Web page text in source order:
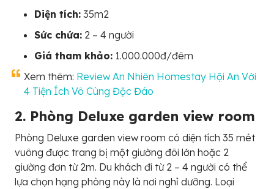
Diện tích: 35m2
Sức chứa: 2 – 4 người
Giá tham khảo: 1.000.000đ/đêm
Xem thêm: Review An Nhiên Homestay Hội An Với
4 Tiện Ích Vô Cùng Độc Đáo
2. Phòng Deluxe garden view room
Phòng Deluxe garden view room có diện tích 35 mét
vuông được trang bị một giường đôi lớn hoặc 2
giường đơn từ 2m. Du khách đi từ 2 – 4 người có thể
lựa chọn hạng phòng này là nơi nghỉ dưỡng. Loại